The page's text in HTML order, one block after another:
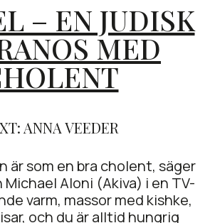
– EN JUDISK
MED
ANNA VEEDER
är som en bra cholent, säger
Aloni (Akiva) i en TV-
varm, massor med kishke,
och du är alltid hungrig